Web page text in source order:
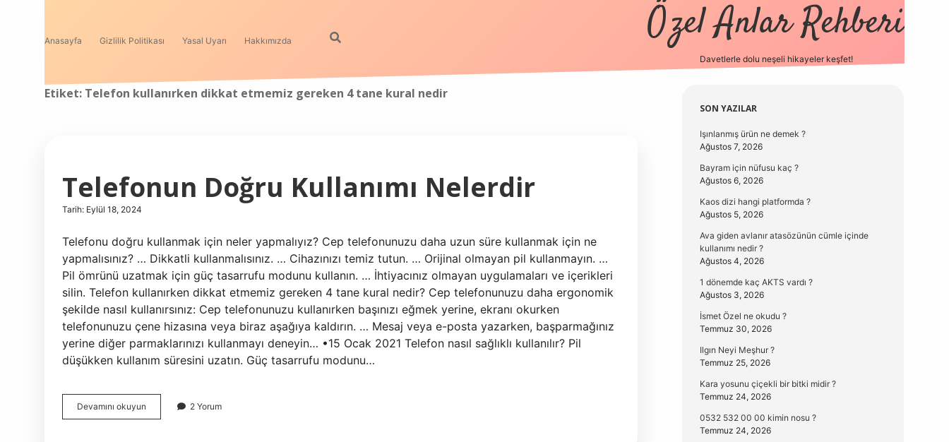
Anasayfa Gizlilik Politikası Yasal Uyarı Hakkımızda Özel Anlar Rehberi
Davetlerle dolu neşeli hikayeler keşfet!
Etiket: Telefon kullanırken dikkat etmemiz gereken 4 tane kural nedir
Telefonun Doğru Kullanımı Nelerdir
Tarih: Eylül 18, 2024
Telefonu doğru kullanmak için neler yapmalıyız? Cep telefonunuzu daha uzun süre kullanmak için ne
yapmalısınız? … Dikkatli kullanmalısınız. … Cihazınızı temiz tutun. … Orijinal olmayan pil kullanmayın. …
Pil ömrünü uzatmak için güç tasarrufu modunu kullanın. … İhtiyacınız olmayan uygulamaları ve içerikleri
silin. Telefon kullanırken dikkat etmemiz gereken 4 tane kural nedir? Cep telefonunuzu daha ergonomik
şekilde nasıl kullanırsınız: Cep telefonunuzu kullanırken başınızı eğmek yerine, ekranı okurken
telefonunuzu çene hizasına veya biraz aşağıya kaldırın. … Mesaj veya e-posta yazarken, başparmağınız
yerine diğer parmaklarınızı kullanmayı deneyin… •15 Ocak 2021 Telefon nasıl sağlıklı kullanılır? Pil
düşükken kullanım süresini uzatın. Güç tasarrufu modunu…
Devamını okuyun Telefonun
Doğru
2 Yorum
Sidebar
SON YAZILAR
Işınlanmış ürün ne demek ?
Ağustos 7, 2026
Bayram için nüfusu kaç ?
Ağustos 6, 2026
Kaos dizi hangi platformda ?
Ağustos 5, 2026
Ava giden avlanır atasözünün cümle içinde
kullanımı nedir ?
Ağustos 4, 2026
1 dönemde kaç AKTS vardı ?
Ağustos 3, 2026
İsmet Özel ne okudu ?
Temmuz 30, 2026
Ilgın Neyi Meşhur ?
Temmuz 25, 2026
Kara yosunu çiçekli bir bitki midir ?
Temmuz 24, 2026
0532 532 00 00 kimin nosu ?
Temmuz 24, 2026